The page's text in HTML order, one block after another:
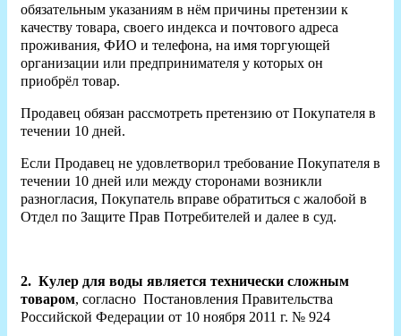
обязательным указаниям в нём причины претензии к
качеству товара, своего индекса и почтового адреса
проживания, ФИО и телефона, на имя торгующей
организации или предпринимателя у которых он
приобрёл товар.
Продавец обязан рассмотреть претензию от Покупателя в
течении 10 дней.
Если Продавец не удовлетворил требование Покупателя в
течении 10 дней или между сторонами возникли
разногласия, Покупатель вправе обратиться с жалобой в
Отдел по Защите Прав Потребителей и далее в суд.
2. Кулер для воды является технически сложным
товаром, согласно Постановления Правительства
Российской Федерации от 10 ноября 2011 г. № 924